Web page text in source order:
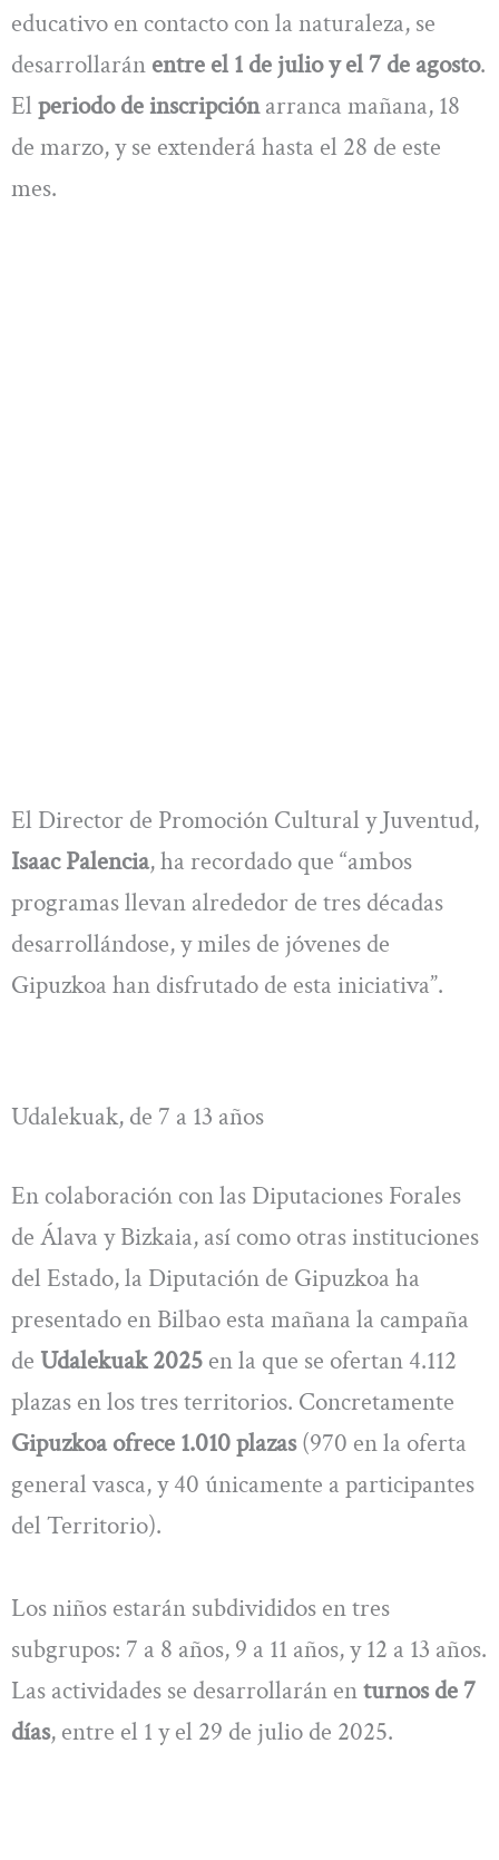
educativo en contacto con la naturaleza, se
desarrollarán entre el 1 de julio y el 7 de agosto.
El periodo de inscripciónarranca mañana, 18
de marzo, y se extenderá hasta el 28 de este
mes.
El Director de Promoción Cultural y Juventud,
Isaac Palencia, ha recordado que “ambos
programas llevan alrededor de tres décadas
desarrollándose, y miles de jóvenes de
Gipuzkoa han disfrutado de esta iniciativa”.
Udalekuak, de 7 a 13 años
En colaboración con las Diputaciones Forales
de Álava y Bizkaia, así como otras instituciones
del Estado, la Diputación de Gipuzkoa ha
presentado en Bilbao esta mañana la campaña
de Udalekuak 2025 en la que se ofertan 4.112
plazas en los tres territorios. Concretamente
Gipuzkoa ofrece 1.010 plazas(970 en la oferta
general vasca, y 40 únicamente a participantes
del Territorio).
Los niños estarán subdivididos en tres
subgrupos: 7 a 8 años, 9 a 11 años, y 12 a 13 años.
Las actividades se desarrollarán enturnos de 7
días, entre el 1 y el 29 de julio de 2025.